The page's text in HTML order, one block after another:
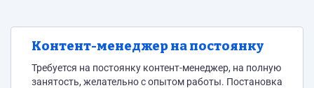
Контент-менеджер на постоянку
Требуется на постоянку контент-менеджер, на полную
занятость, желательно с опытом работы. Постановка